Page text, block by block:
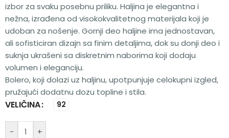
izbor za svaku posebnu priliku. Haljina je elegantna i
nežna, izrađena od visokokvalitetnog materijala koji je
udoban za nošenje. Gornji deo haljine ima jednostavan,
ali sofisticiran dizajn sa finim detaljima, dok su donji deo i
suknja ukrašeni sa diskretnim naborima koji dodaju
volumen i eleganciju.
Bolero, koji dolazi uz haljinu, upotpunjuje celokupni izgled,
pružajući dodatnu dozu topline i stila.
VELIČINA 92
- +
Alternative: